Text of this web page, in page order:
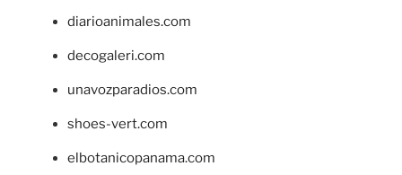
diarioanimales.com
decogaleri.com
unavozparadios.com
shoes-vert.com
elbotanicopanama.com